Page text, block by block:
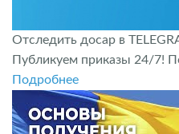
Отследить досар в
Публикуем приказы 24/7!
Подробнее